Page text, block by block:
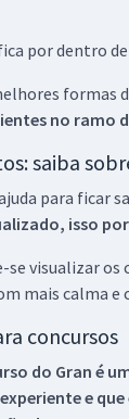
por dentro
formas
no ramo
saiba
para ficar
isso
se visualizar
mais calma e
concursos
do Gran é
e